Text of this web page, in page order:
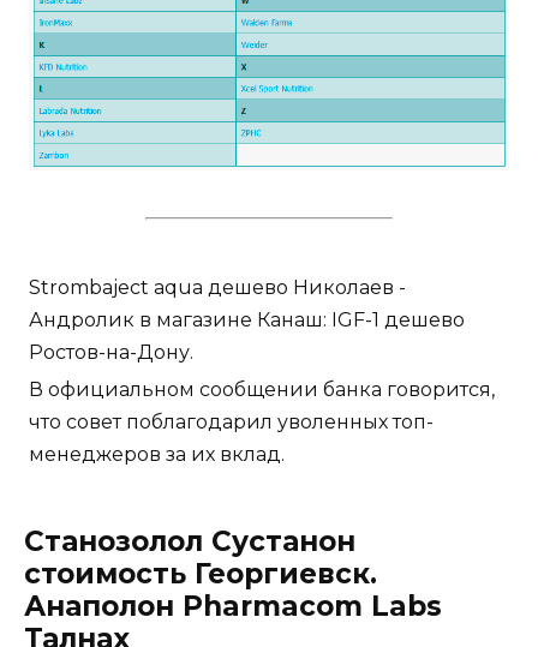
Strombaject aqua дешево Николаев -
Андролик в магазине Канаш: IGF-1 дешево
Ростов-на-Дону.
В официальном сообщении банка говорится,
что совет поблагодарил уволенных топ-
менеджеров за их вклад.
Станозолол Сустанон
стоимость Георгиевск.
Анаполон Pharmacom Labs
Талнах